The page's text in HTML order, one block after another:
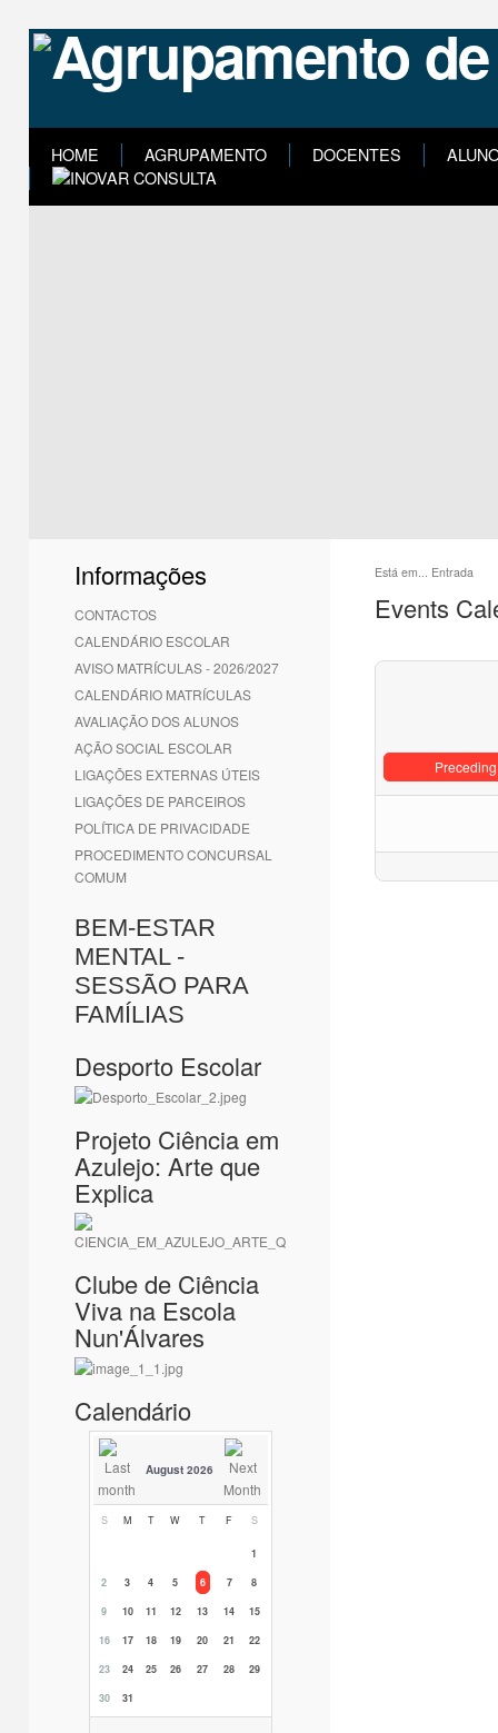
HOME AGRUPAMENTO DOCENTES
Informações
CONTACTOS
CALENDÁRIO ESCOLAR
AVISO MATRÍCULAS - 2026/2027
CALENDÁRIO MATRÍCULAS
AVALIAÇÃO DOS ALUNOS
AÇÃO SOCIAL ESCOLAR
LIGAÇÕES EXTERNAS ÚTEIS
LIGAÇÕES DE PARCEIROS
POLÍTICA DE PRIVACIDADE
PROCEDIMENTO CONCURSAL
COMUM
BEM-ESTAR
MENTAL -
SESSÃO PARA
FAMÍLIAS
Desporto Escolar
Projeto Ciência em
Azulejo: Arte que
Explica
Clube de Ciência
Viva na Escola
Nun'Álvares
Calendário
August 2026
S M T W T F S
1
2
3 4 5 6 7
8
9
10 11 12 13 14
15
16
17 18 19 20 21
22
23
24 25 26 27 28
29
30
31
Está em... Entrada
Events